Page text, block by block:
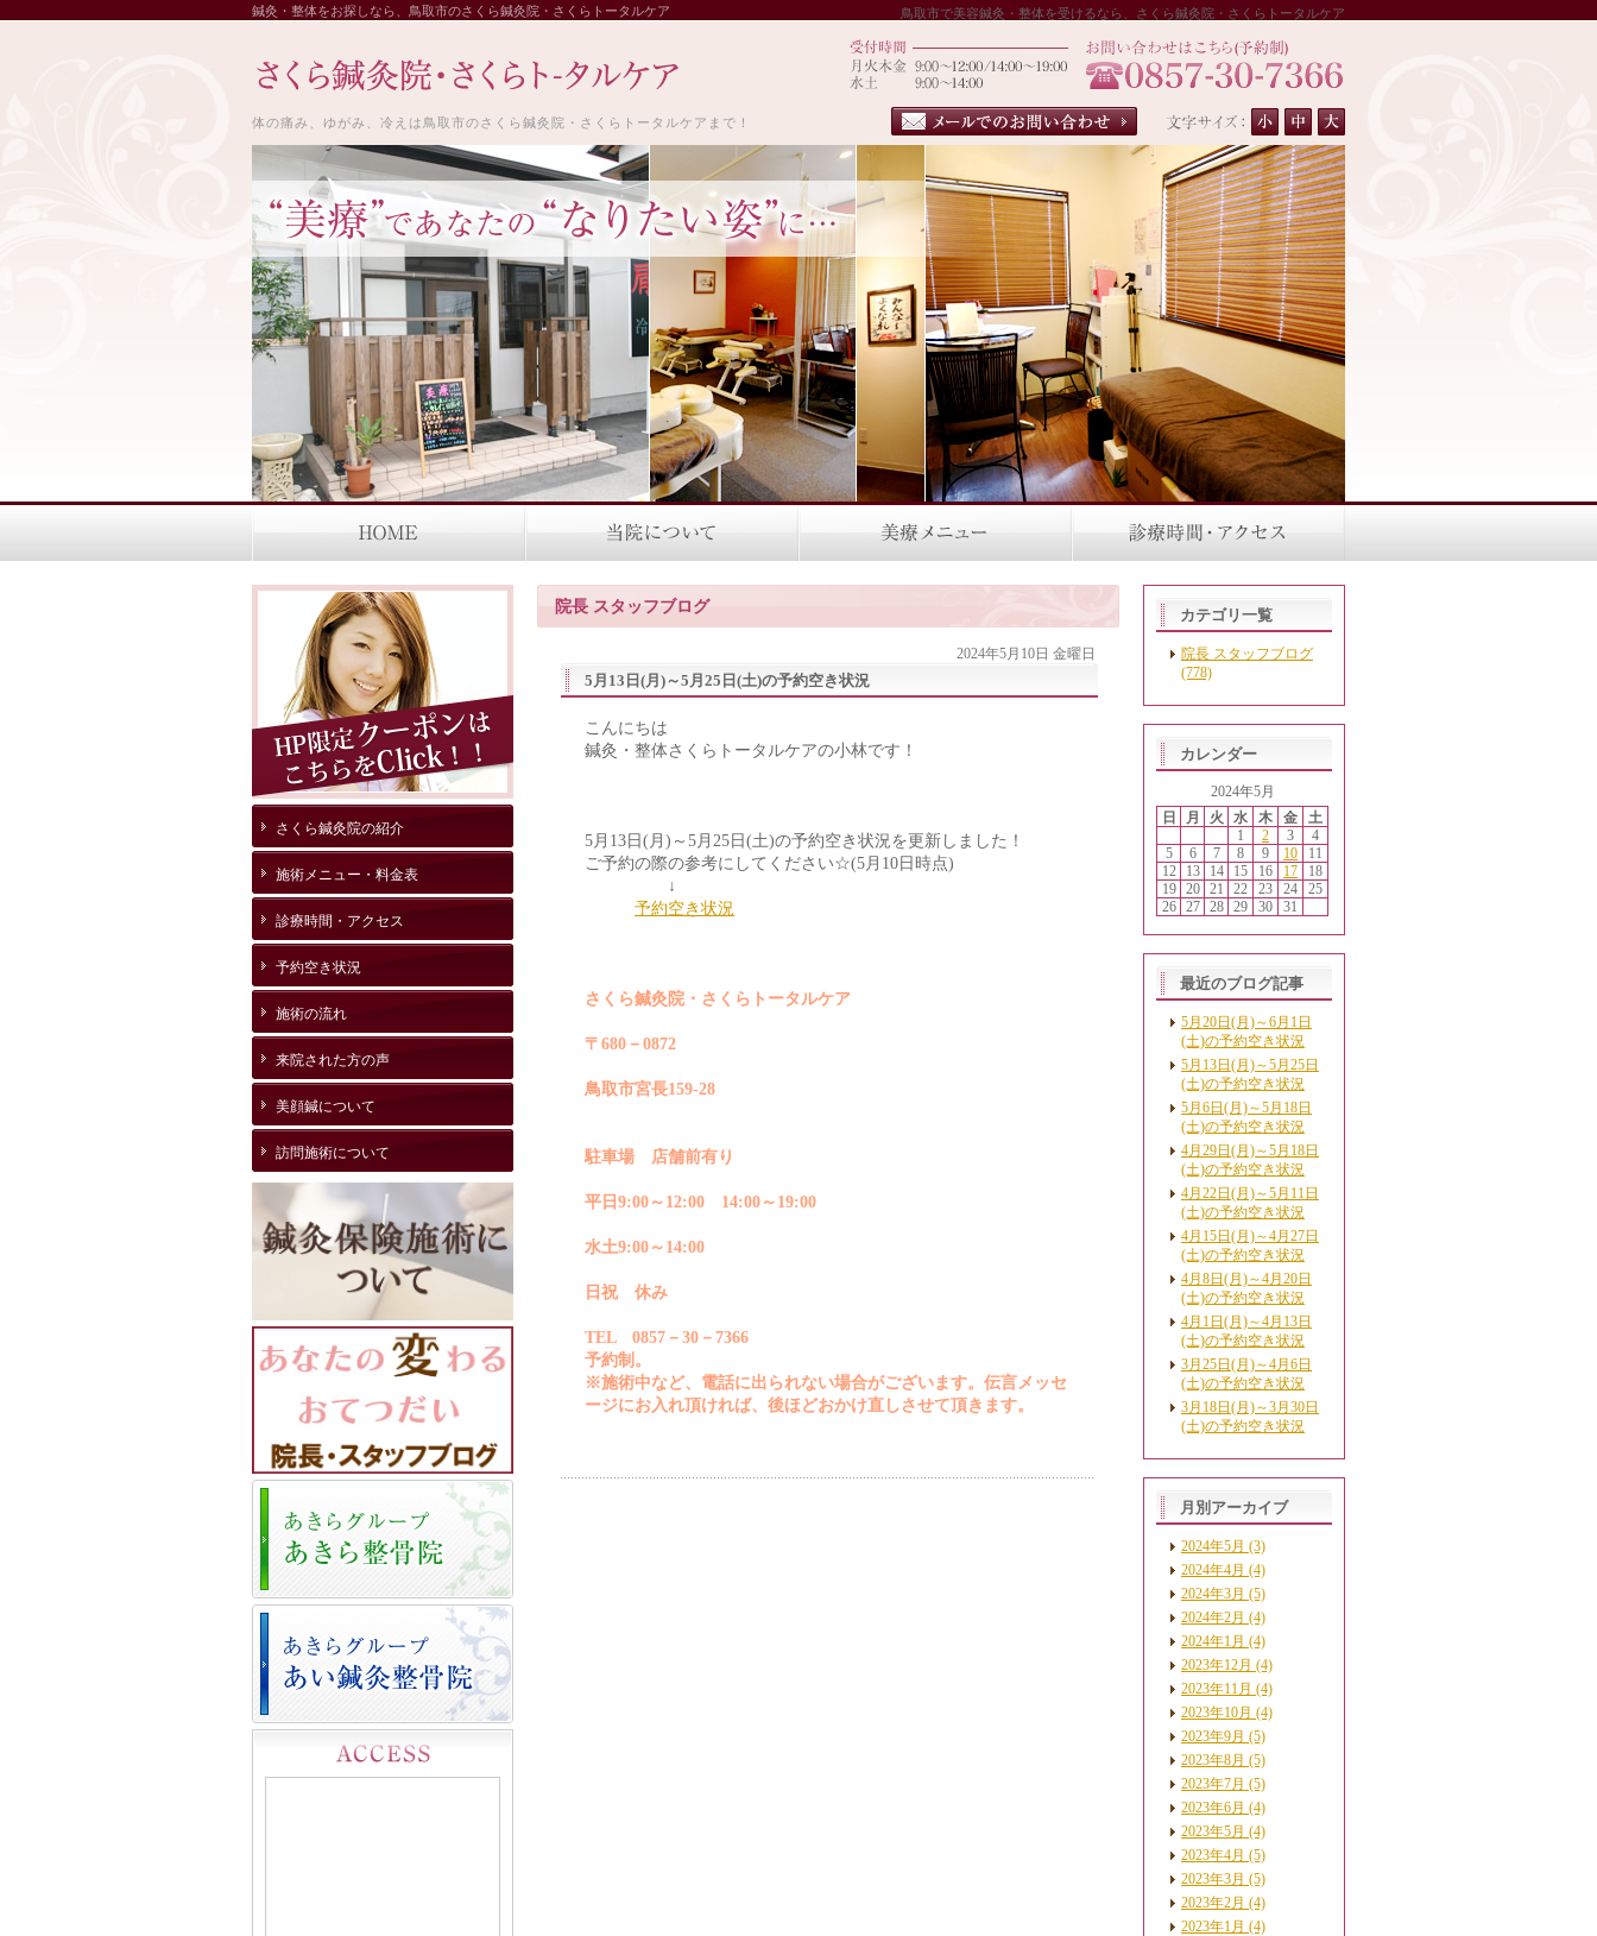
鍼灸・整体をお探しなら、鳥取市のさくら鍼灸院・さくらトータルケア 鳥取市で美容鍼灸・整体を受けるなら、さくら鍼灸院・さくらトータルケア
体の痛み、ゆがみ、冷えは鳥取市のさくら鍼灸院・さくらトータルケアまで！
院長 スタッフブログ
2024年5月10日 金曜日
5月13日(月)～5月25日(土)の予約空き状況
こんにちは
鍼灸・整体さくらトータルケアの小林です！
5月13日(月)～5月25日(土)の予約空き状況を更新しました！
ご予約の際の参考にしてください☆(5月10日時点)
↓
予約空き状況
さくら鍼灸院・さくらトータルケア
〒680－0872
鳥取市宮長159-28
駐車場 店舗前有り
平日9:00～12:00 14:00～19:00
水土9:00～14:00
日祝 休み
TEL 0857－30－7366
予約制。
※施術中など、電話に出られない場合がございます。伝言メッセ
ージにお入れ頂ければ、後ほどおかけ直しさせて頂きます。
カテゴリ一覧
院長 スタッフブログ
(778)
カレンダー
2024年5月
日
月 火 水 木 金
土
1
2 3
4
5
6 7 8 9 10
11
12
13 14 15 16 17
18
19
20 21 22 23 24
25
26
27 28 29 30 31
最近のブログ記事
5月20日(月)～6月1日
(土)の予約空き状況
5月13日(月)～5月25日
(土)の予約空き状況
5月6日(月)～5月18日
(土)の予約空き状況
4月29日(月)～5月18日
(土)の予約空き状況
4月22日(月)～5月11日
(土)の予約空き状況
4月15日(月)～4月27日
(土)の予約空き状況
4月8日(月)～4月20日
(土)の予約空き状況
4月1日(月)～4月13日
(土)の予約空き状況
3月25日(月)～4月6日
(土)の予約空き状況
3月18日(月)～3月30日
(土)の予約空き状況
月別アーカイブ
2024年5月 (3)
2024年4月 (4)
2024年3月 (5)
2024年2月 (4)
2024年1月 (4)
2023年12月 (4)
2023年11月 (4)
2023年10月 (4)
2023年9月 (5)
2023年8月 (5)
2023年7月 (5)
2023年6月 (4)
2023年5月 (4)
2023年4月 (5)
2023年3月 (5)
2023年2月 (4)
2023年1月 (4)
さくら鍼灸院の紹介
施術メニュー・料金表
診療時間・アクセス
予約空き状況
施術の流れ
来院された方の声
美顔鍼について
訪問施術について